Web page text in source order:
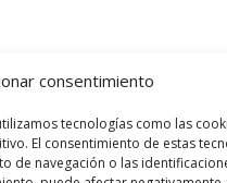
consentimiento
tecnologías como las
El consentimiento de estas
de navegación o las